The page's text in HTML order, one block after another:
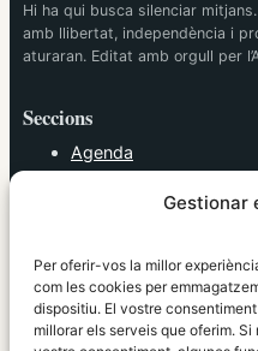
Gestionar
Per oferir-vos la millor
com les cookies per
dispositiu. El vostre
millorar els serveis que oferim.
Hi ha qui busca silenciar
amb llibertat, independència i
aturaran. Editat amb orgull per
Seccions
Agenda
Política
Societat
Tendències